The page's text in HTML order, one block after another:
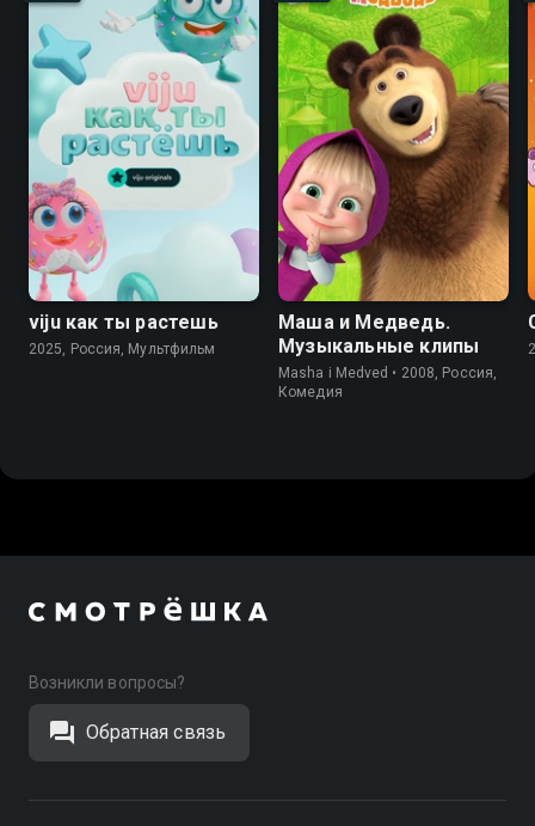
viju как ты растешь
2025, Россия, Мультфильм
Маша и Медведь.
Музыкальные клипы
Masha i Medved • 2008, Россия,
Комедия
Возникли вопросы?
Обратная связь